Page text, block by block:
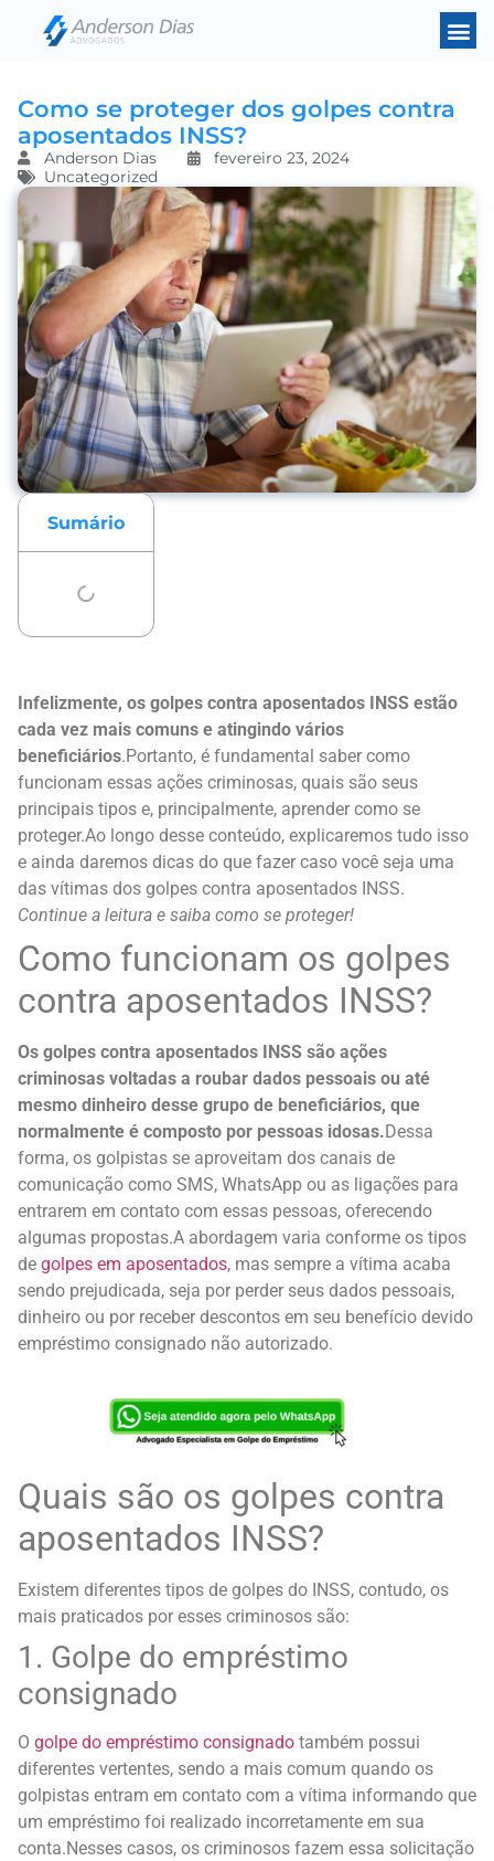
Como se proteger dos golpes contra
aposentados INSS?
Anderson Dias
fevereiro 23, 2024
Uncategorized
Sumário
Infelizmente, os golpes contra aposentados INSS estão
cada vez mais comuns e atingindo vários
beneficiários. Portanto, é fundamental saber como
funcionam essas ações criminosas, quais são seus
principais tipos e, principalmente, aprender como se
proteger.Ao longo desse conteúdo, explicaremos tudo isso
e ainda daremos dicas do que fazer caso você seja uma
das vítimas dos golpes contra aposentados INSS.
Continue a leitura e saiba como se proteger!
Como funcionam os golpes
contra aposentados INSS?
Os golpes contra aposentados INSS são ações
criminosas voltadas a roubar dados pessoais ou até
mesmo dinheiro desse grupo de beneficiários, que
normalmente é composto por pessoas idosas. Dessa
forma, os golpistas se aproveitam dos canais de
comunicação como SMS, WhatsApp ou as ligações para
entrarem em contato com essas pessoas, oferecendo
algumas propostas.A abordagem varia conforme os tipos
de golpes em aposentados, mas sempre a vítima acaba
sendo prejudicada, seja por perder seus dados pessoais,
dinheiro ou por receber descontos em seu benefício devido
empréstimo consignado não autorizado.
Quais são os golpes contra
aposentados INSS?
Existem diferentes tipos de golpes do INSS, contudo, os
mais praticados por esses criminosos são:
1. Golpe do empréstimo
consignado
O golpe do empréstimo consignado também possui
diferentes vertentes, sendo a mais comum quando os
golpistas entram em contato com a vítima informando que
um empréstimo foi realizado incorretamente em sua
conta. Nesses casos, os criminosos fazem essa solicitação